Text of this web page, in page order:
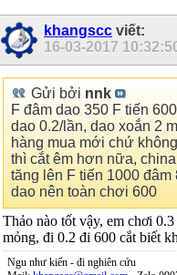
khangscc viết:
16-03-2017
Gửi bởi nnk
F đâm dao 350 F tiến
dao 0.2/lần, dao xoắn 2
hàng mua mới chứ
thì cắt êm hơn nữa,
tăng lên F tiến 1000 đâm
dao nên toàn chơi 600
Thảo nào tốt vậy, em chơi
mỏng, đi 0.2 đi 600 cắt biết
Ngu như kiến - đi nghiên cứu